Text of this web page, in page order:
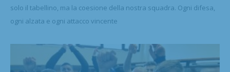
solo il tabellino, ma la coesione della nostra squadra. Ogni difesa,
ogni alzata e ogni attacco vincente